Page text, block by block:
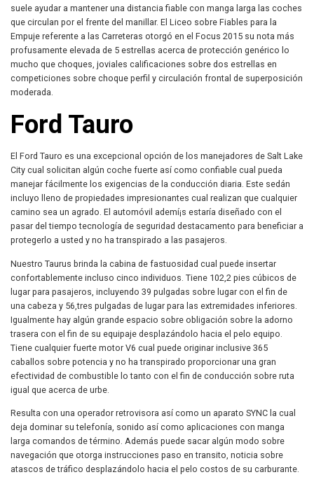
suele ayudar a mantener una distancia fiable con manga larga las coches
que circulan por el frente del manillar. El Liceo sobre Fiables para la
Empuje referente a las Carreteras otorgó en el Focus 2015 su nota más
profusamente elevada de 5 estrellas acerca de protección genérico lo
mucho que choques, joviales calificaciones sobre dos estrellas en
competiciones sobre choque perfil y circulación frontal de superposición
moderada.
Ford Tauro
El Ford Tauro es una excepcional opción de los manejadores de Salt Lake
City cual solicitan algún coche fuerte así­ como confiable cual pueda
manejar fácilmente los exigencias de la conducción diaria. Este sedán
incluyo lleno de propiedades impresionantes cual realizan que cualquier
camino sea un agrado. El automóvil ademí¡s estaría diseñado con el
pasar del tiempo tecnología de seguridad destacamento para beneficiar a
protegerlo a usted y no ha transpirado a las pasajeros.
Nuestro Taurus brinda la cabina de fastuosidad cual puede insertar
confortablemente incluso cinco individuos. Tiene 102,2 pies cúbicos de
lugar para pasajeros, incluyendo 39 pulgadas sobre lugar con el fin de
una cabeza y 56,tres pulgadas de lugar para las extremidades inferiores.
Igualmente hay algún grande espacio sobre obligación sobre la adorno
trasera con el fin de su equipaje desplazándolo hacia el pelo equipo.
Tiene cualquier fuerte motor V6 cual puede originar inclusive 365
caballos sobre potencia y no ha transpirado ​​proporcionar una gran
efectividad de combustible lo tanto con el fin de conducción sobre ruta
igual que acerca de urbe.
Resulta con una operador retrovisora ​​así­ como un aparato SYNC la cual
deja dominar su telefonía, sonido así­ como aplicaciones con manga
larga comandos de término. Además puede sacar algún modo sobre
navegación que otorga instrucciones paso en transito, noticia sobre
atascos de tráfico desplazándolo hacia el pelo costos de su carburante.